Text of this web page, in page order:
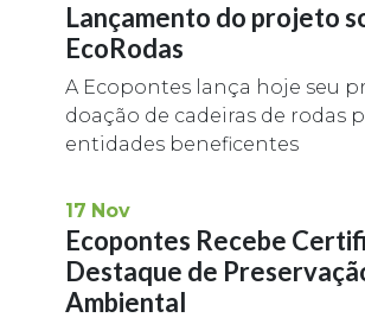
Lançamento do projeto
EcoRodas
A Ecopontes lança hoje seu
doação de cadeiras de rodas
entidades beneficentes
17 Nov
Ecopontes Recebe
Destaque de
Ambiental